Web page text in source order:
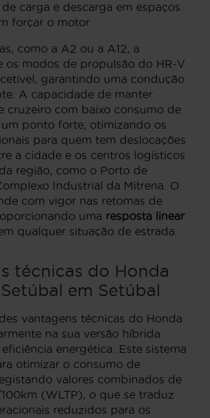
carga e descarga em espaços
forçar o motor.
como a A2 ou a A12, a
os modos de propulsão do HR-V
garantindo uma condução
A capacidade de manter
cruzeiro com baixo consumo de
ponto forte, otimizando os
para quem tem deslocações
a cidade e os centros logísticos
região, como o Porto de
Industrial da Mitrena. O
com vigor nas retomas de
uma resposta linear
qualquer situação de estrada.
técnicas do Honda
em Setúbal
vantagens técnicas do Honda
na sua versão híbrida
eficiência energética. Este sistema
otimizar o consumo de
valores combinados de
(WLTP), o que se traduz
reduzidos para os